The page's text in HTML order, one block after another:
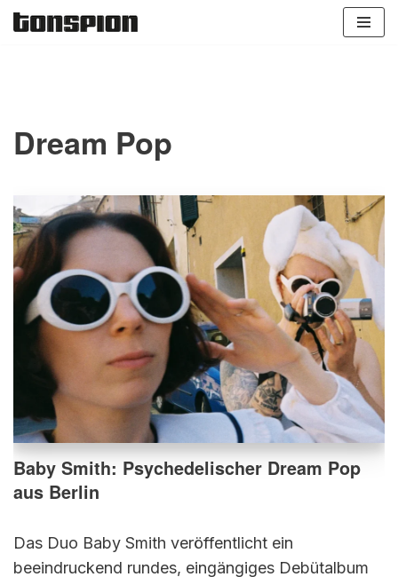
Dream Pop
Baby Smith: Psychedelischer Dream Pop
aus Berlin
Das Duo Baby Smith veröffentlicht ein
beeindruckend rundes, eingängiges Debütalbum